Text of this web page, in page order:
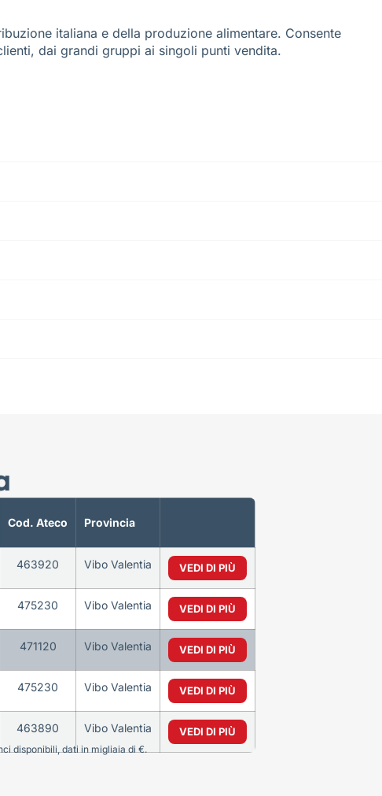
italiana e della produzione alimentare. Consente
dai grandi gruppi ai singoli punti vendita.
Cod. Ateco Provincia
463920 Vibo Valentia VEDI DI PIÙ
475230 Vibo Valentia VEDI DI PIÙ
471120 Vibo Valentia VEDI DI PIÙ
475230 Vibo Valentia VEDI DI PIÙ
463890 Vibo Valentia VEDI DI PIÙ
disponibili, dati in migliaia di €.